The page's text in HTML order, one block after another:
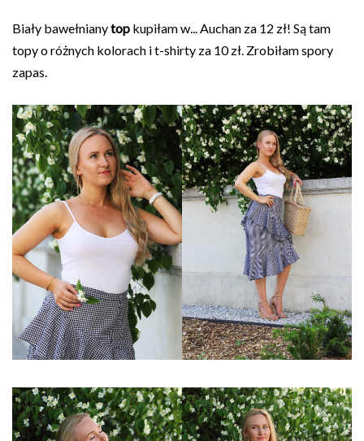
Biały bawełnianytop kupiłam w... Auchan za 12 zł! Są tam
topy o różnych kolorach i t-shirty za 10 zł. Zrobiłam spory
zapas.